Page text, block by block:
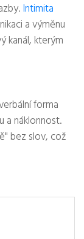
Intimita
a výměnu
kanál, kterým
forma
a náklonnost.
bez slov, což